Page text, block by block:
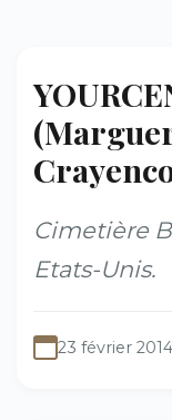
Cimetière
Etats-Unis.
23 février 2014